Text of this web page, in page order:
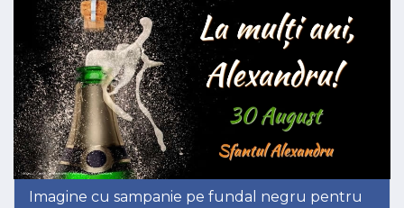
Imagine cu sampanie pe fundal negru pentru